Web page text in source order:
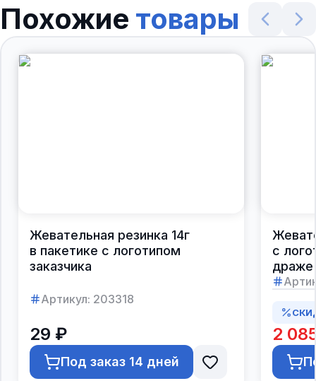
Похожие товары
Жевательная резинка 14г
в пакетике с логотипом
заказчика
Артикул: 203318
29 ₽
Под заказ 14 дней
с
драже
2